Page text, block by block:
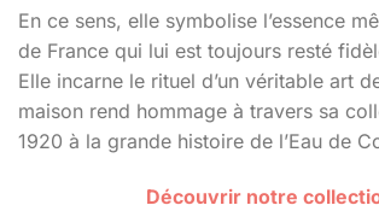
En ce sens, elle symbolise l’essence
de France qui lui est toujours resté
Elle incarne le rituel d’un véritable art
maison rend hommage à travers sa
1920 à la grande histoire de l’Eau de
Découvrir notre